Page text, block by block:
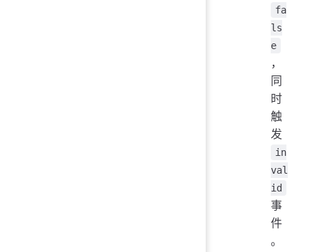
fa
ls
e
，
同
时
触
发
in
val
id
事
件
。